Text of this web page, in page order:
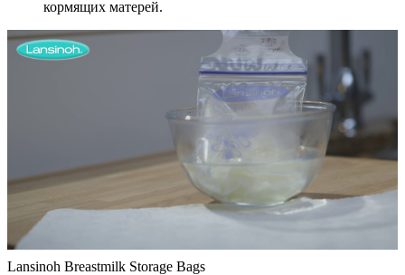
кормящих матерей.
Lansinoh Breastmilk Storage Bags